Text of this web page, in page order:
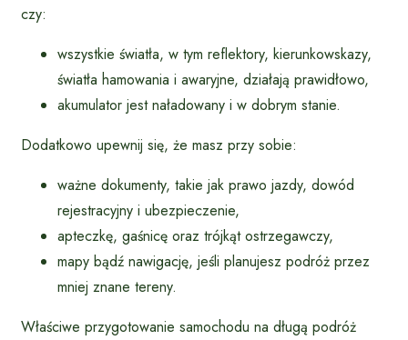
czy:
wszystkie światła, w tym reflektory, kierunkowskazy,
światła hamowania i awaryjne, działają prawidłowo,
akumulator jest naładowany i w dobrym stanie.
Dodatkowo upewnij się, że masz przy sobie:
ważne dokumenty, takie jak prawo jazdy, dowód
rejestracyjny i ubezpieczenie,
apteczkę, gaśnicę oraz trójkąt ostrzegawczy,
mapy bądź nawigację, jeśli planujesz podróż przez
mniej znane tereny.
Właściwe przygotowanie samochodu na długą podróż